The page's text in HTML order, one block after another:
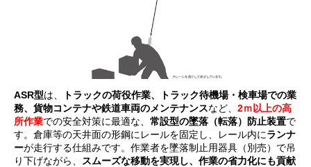
ASR型は、
トラックの荷役作業、トラック待機場・検車場での業
務、貨物コンテナや鉄道車両のメンテナンスなど 2ｍ以上の高
所作業での安全対策に最適な、 常設型の墜落（転落）防止装置で
す。倉庫等の天井面の形鋼にレールを固定し、レール内にランナ
ーが走行する仕組みです。作業者を墜落制止用器具（別売）で吊
り下げながら、
スムーズな移動を実現し、作業の省力化にも貢献